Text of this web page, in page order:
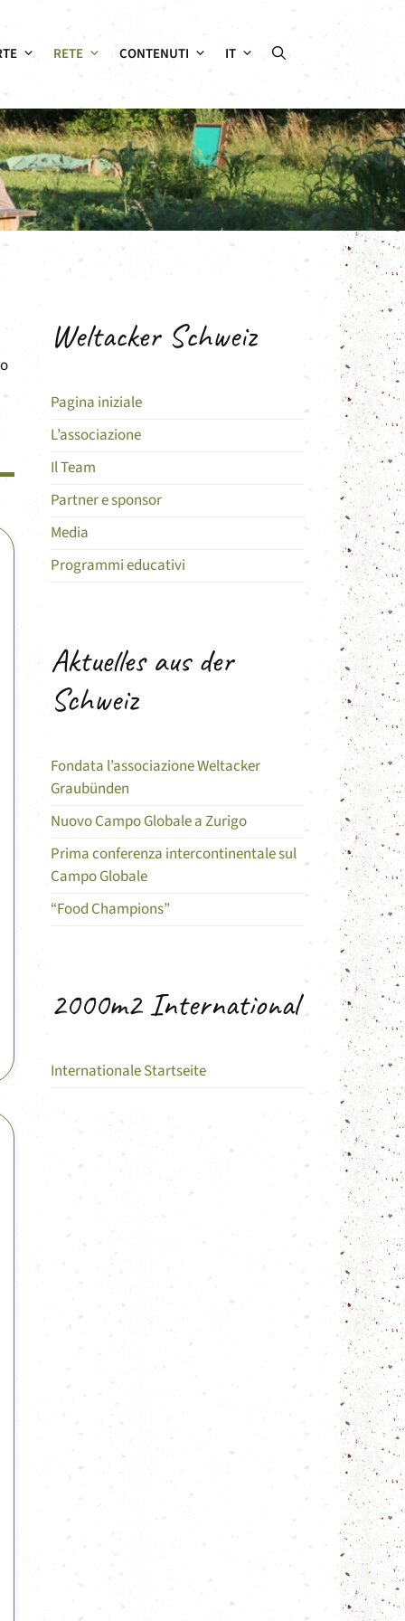
RETE CONTENUTI IT
Weltacker Schweiz
Pagina iniziale
L’associazione
Il Team
Partner e sponsor
Media
Programmi educativi
Aktuelles aus der
Schweiz
Fondata l’associazione Weltacker
Graubünden
Nuovo Campo Globale a Zurigo
Prima conferenza intercontinentale sul
Campo Globale
“Food Champions”
2000m2 International
Internationale Startseite